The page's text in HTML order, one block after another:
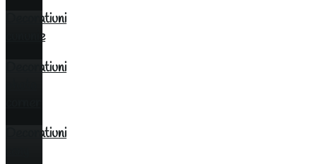
Decoratiuni
cununie
Decoratiuni
Decoratiuni